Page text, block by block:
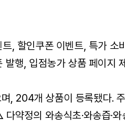
, 할인쿠폰 이벤트, 특가 소
행, 입점농가 상품 페이지
, 204개 상품이 등록됐다.
약정의 와송식초·와송즙·